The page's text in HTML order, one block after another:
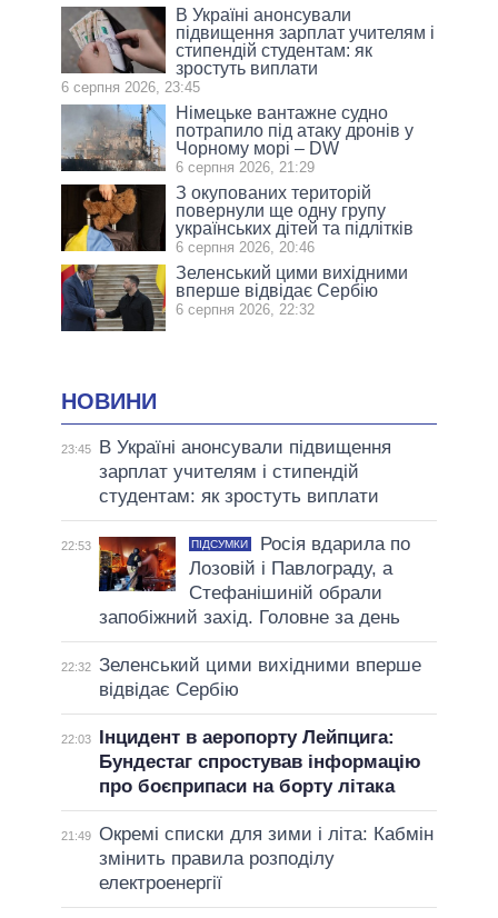
В Україні анонсували
підвищення зарплат учителям і
стипендій студентам: як
зростуть виплати
6 серпня 2026, 23:45
Німецьке вантажне судно
потрапило під атаку дронів у
Чорному морі – DW
6 серпня 2026, 21:29
З окупованих територій
повернули ще одну групу
українських дітей та підлітків
6 серпня 2026, 20:46
Зеленський цими вихідними
вперше відвідає Сербію
6 серпня 2026, 22:32
НОВИНИ
23:45
В Україні анонсували підвищення
зарплат учителям і стипендій
студентам: як зростуть виплати
22:53 ПІДСУМКИ
Росія вдарила по
Лозовій і Павлограду, а
Стефанішиній обрали
запобіжний захід. Головне за день
22:32 Зеленський цими вихідними вперше
відвідає Сербію
22:03
Інцидент в аеропорту Лейпцига:
Бундестаг спростував інформацію
про боєприпаси на борту літака
21:49 Окремі списки для зими і літа: Кабмін
змінить правила розподілу
електроенергії